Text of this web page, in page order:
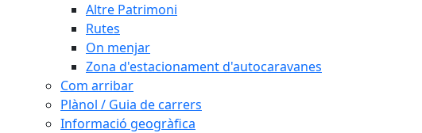
Altre Patrimoni
Rutes
On menjar
Zona d'estacionament d'autocaravanes
Com arribar
Plànol / Guia de carrers
Informació geogràfica